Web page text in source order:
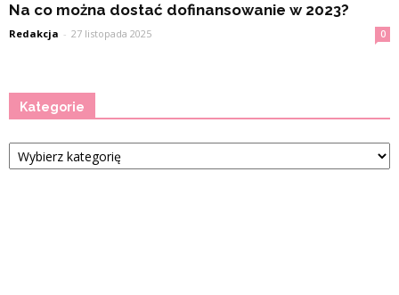
Na co można dostać dofinansowanie w 2023?
Redakcja - 27 listopada 2025 0
Kategorie
Kategorie